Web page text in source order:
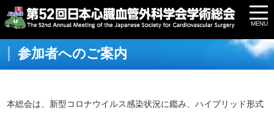
参加者へのご案内
本総会は、新型コロナウイルス感染状況に鑑み、ハイブリッド形式